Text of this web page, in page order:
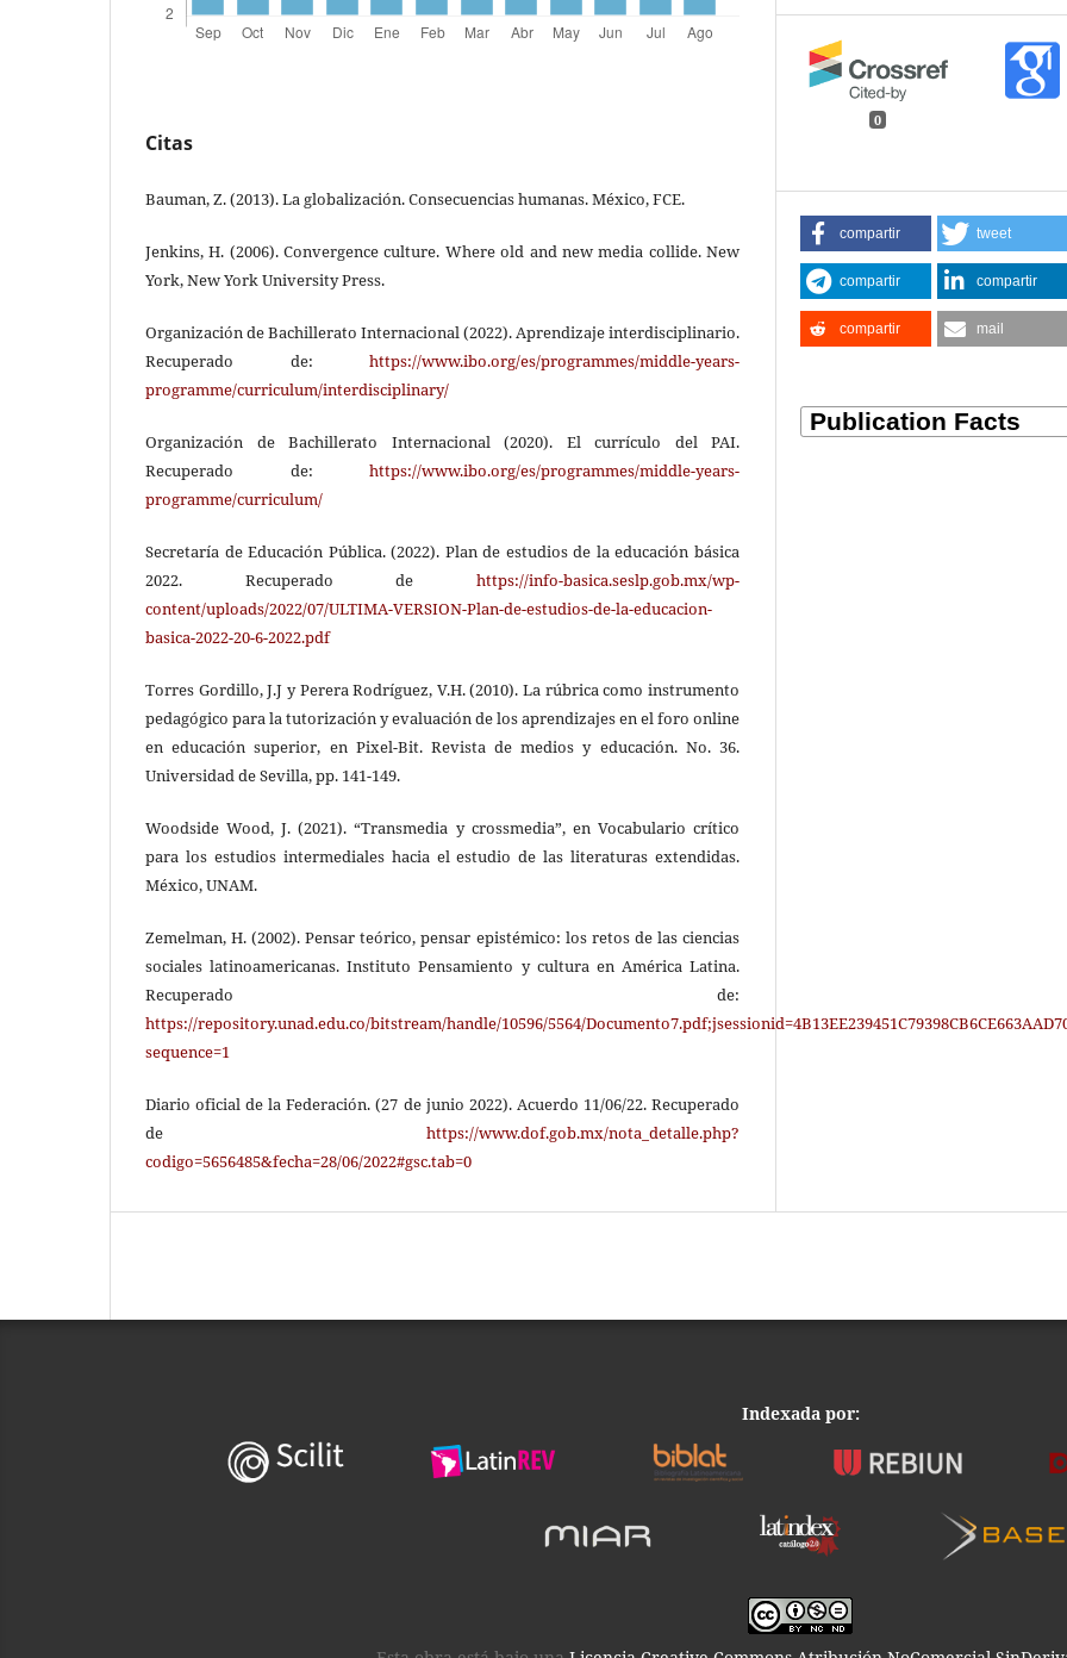
Citas
Bauman, Z. (2013). La globalización. Consecuencias humanas. México, FCE.
Jenkins, H. (2006). Convergence culture. Where old and new media collide. New
York, New York University Press.
Organización de Bachillerato Internacional (2022). Aprendizaje interdisciplinario.
Recuperado de: https://www.ibo.org/es/programmes/middle-years-
programme/curriculum/interdisciplinary/
Organización de Bachillerato Internacional (2020). El currículo del PAI.
Recuperado de: https://www.ibo.org/es/programmes/middle-years-
programme/curriculum/
Secretaría de Educación Pública. (2022). Plan de estudios de la educación básica
2022. Recuperado de https://info-basica.seslp.gob.mx/wp-
content/uploads/2022/07/ULTIMA-VERSION-Plan-de-estudios-de-la-educacion-
basica-2022-20-6-2022.pdf
Torres Gordillo, J.J y Perera Rodríguez, V.H. (2010). La rúbrica como instrumento
pedagógico para la tutorización y evaluación de los aprendizajes en el foro online
en educación superior, en Pixel-Bit. Revista de medios y educación. No. 36.
Universidad de Sevilla, pp. 141-149.
Woodside Wood, J. (2021). “Transmedia y crossmedia”, en Vocabulario crítico
para los estudios intermediales hacia el estudio de las literaturas extendidas.
México, UNAM.
Zemelman, H. (2002). Pensar teórico, pensar epistémico: los retos de las ciencias
sociales latinoamericanas. Instituto Pensamiento y cultura en América Latina.
Recuperado de:
https://repository.unad.edu.co/bitstream/handle/10596/5564/
sequence=1
Diario oficial de la Federación. (27 de junio 2022). Acuerdo 11/06/22. Recuperado
de https://www.dof.gob.mx/nota_detalle.php?
codigo=5656485&fecha=28/06/2022#gsc.tab=0
0
compartir tweet
compartir compartir
compartir mail
Indexada por: